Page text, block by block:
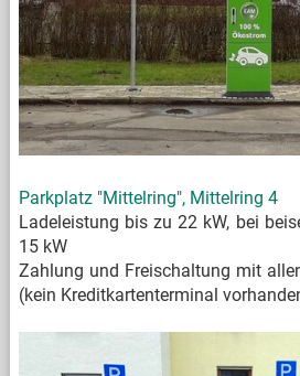
Parkplatz "Mittelring", Mittelring 4
Ladeleistung bis zu 22 kW, bei
15 kW
Zahlung und Freischaltung mit
(kein Kreditkartenterminal